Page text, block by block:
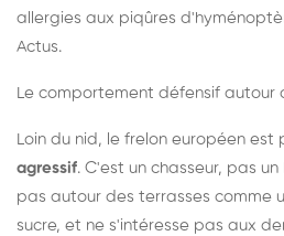
allergies aux piqûres
Actus.
Le comportement défensif autour
Loin du nid, le frelon européen
agressif. C'est un chasseur, pas
pas autour des terrasses comme
sucre, et ne s'intéresse pas aux